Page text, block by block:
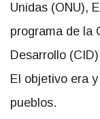
Unidas (ONU),
programa de la
Desarrollo
El objetivo era
pueblos.